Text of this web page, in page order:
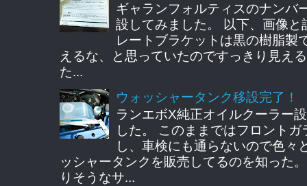
ギャランフォルティスのナンバ
設してみました。 以下、画像
レートブラケットは黒の樹脂製
えるな、と思っていたのですっきり見え
た...
ウォッシャータンク移設完了！
ランエボX純正オイルクーラー
した。 このままではフロント
し、車検にも通らないので色々
ッシャータンクを販売してるのを知った
りそうなサ...